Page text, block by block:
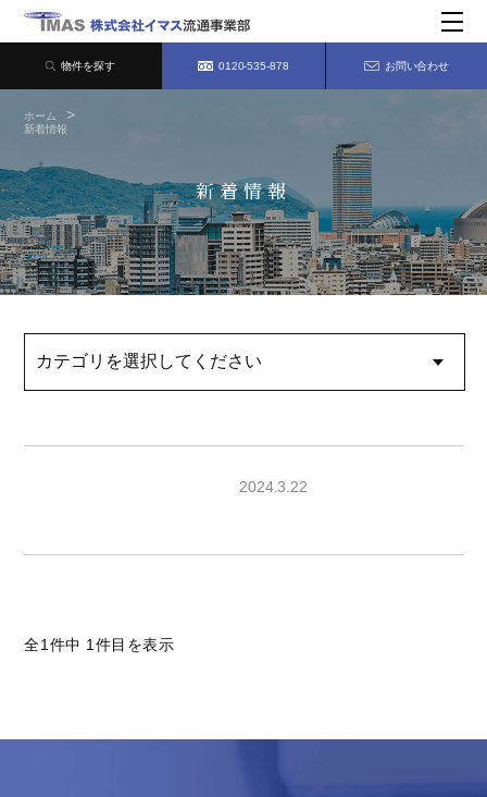
物件を探す 0120-535-878 お問い合わせ
ホーム
新着情報
新着情報
2024.3.22
全1件中 1件目を表示